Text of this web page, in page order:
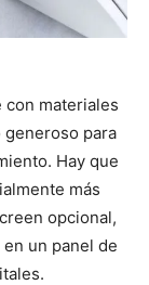
con materiales
generoso para
Hay que
más
opcional,
un panel de